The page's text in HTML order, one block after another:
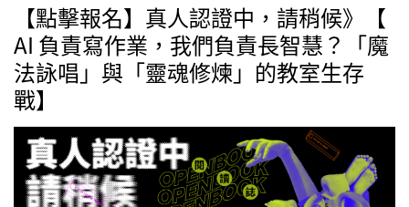
【點擊報名】真人認證中，請稍候》【
AI 負責寫作業，我們負責長智慧？「魔
法詠唱」與「靈魂修煉」的教室生存
戰】